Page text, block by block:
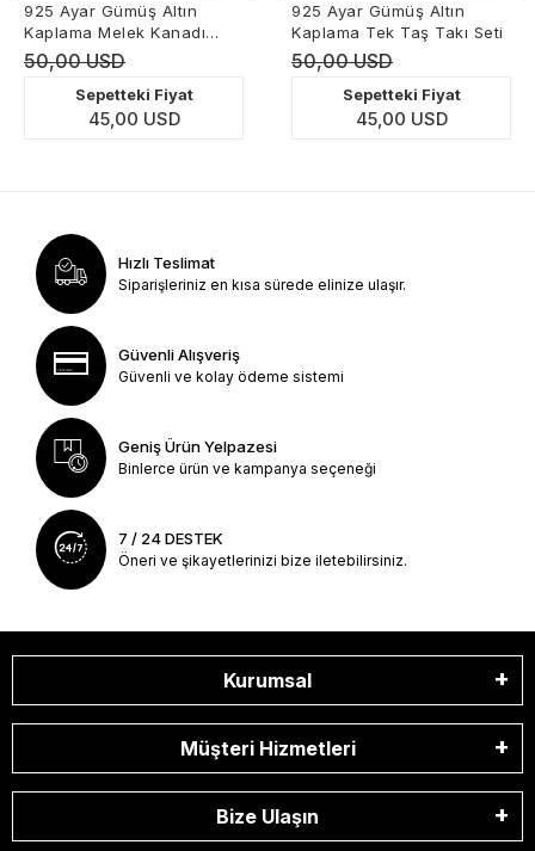
925 Ayar Gümüş Altın
Kaplama Melek Kanadı
Takı Seti
50,00 USD
Sepetteki Fiyat
45,00 USD
925 Ayar Gümüş Altın
Kaplama Tek Taş Takı Seti
50,00 USD
Sepetteki Fiyat
45,00 USD
Hızlı Teslimat
Siparişleriniz en kısa sürede elinize ulaşır.
Güvenli Alışveriş
Güvenli ve kolay ödeme sistemi
Geniş Ürün Yelpazesi
Binlerce ürün ve kampanya seçeneği
7 / 24 DESTEK
Öneri ve şikayetlerinizi bize iletebilirsiniz.
Kurumsal
Müşteri Hizmetleri
Bize Ulaşın